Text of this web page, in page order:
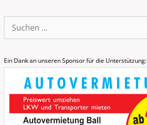
Suche
nach:
Ein Dank an unseren Sponsor für die Unterstützung: